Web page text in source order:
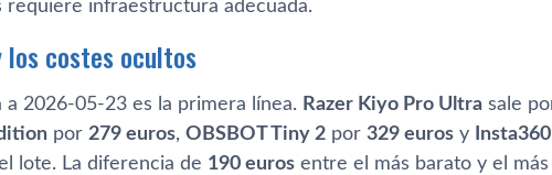
infraestructura adecuada.
costes ocultos
a 2026-05-23 es la primera línea. Razer Kiyo Pro Ultra sale
por 279 euros, OBSBOT Tiny 2 por 329 euros y
lote. La diferencia de 190 euros entre el más barato y el